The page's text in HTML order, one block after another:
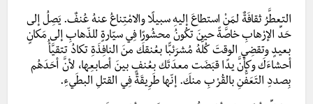
التعطَّرُ ثقافَةٌ لمَنْ استطاعَ إليهِ سبيلًا والامْتِناعُ عنهُ عُنفٌ. يَصِلُ إلى
حَدِّ الإرْهابِ خاصَّةً حينَ تكُونُ محشُورًا فِي سيّارةٍ للذّهابِ إلى مَكانٍ
بعيدٍ وتقضِي الوقتَ كُلَّهُ مُشرَئبًّا بعُنقكَ منَ النافِذَةِ تكادُ تتقيَّأُ
أحشاءَكَ وكأنَّ يدًا قبَضَت معدَتَك بعُنفٍ بينَ أصابعِها، لأنَّ أحَدَهُم
بِصددِ التَعَفُّنِ بالقُرْبِ منكَ. إنّها طَرِيقَةٌ فِي القتلِ البطَيءِ.